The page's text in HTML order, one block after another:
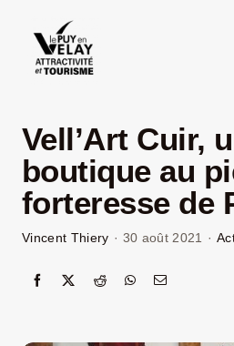
contenu
DÉCOUVRIR LE VELAY
INVESTIR EN VELAY
ÉTUDIER EN VELAY
Vell’Art Cuir,
boutique au
forteresse de
Vincent Thiery · 30 août 2021 ·